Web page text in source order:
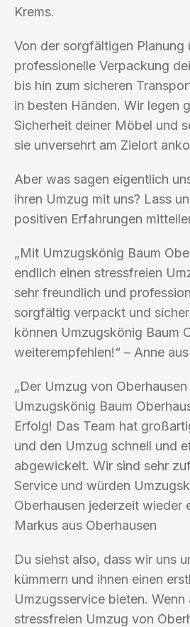
Krems.
Von der sorgfältigen Planung
professionelle Verpackung
bis hin zum sicheren
in besten Händen. Wir legen
Sicherheit deiner Möbel und
sie unversehrt am Zielort
Aber was sagen eigentlich
ihren Umzug mit uns? Lass
positiven Erfahrungen
„Mit Umzugskönig Baum
endlich einen stressfreien
sehr freundlich und
sorgfältig verpackt und
können Umzugskönig Baum
weiterempfehlen!“ – Anne
„Der Umzug von
Umzugskönig Baum
Erfolg! Das Team hat
und den Umzug schnell und
abgewickelt. Wir sind sehr
Service und würden
Oberhausen jederzeit wieder
Markus aus Oberhausen
Du siehst also, dass wir uns
kümmern und ihnen einen
Umzugsservice bieten. Wenn
stressfreien Umzug von